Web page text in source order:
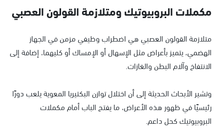
مكملات البروبيوتيك ومتلازمة القولون العصبي
متلازمة القولون العصبي هي اضطراب وظيفي مزمن في الجهاز
الهضمي، يتميز بأعراض مثل الإسهال أو الإمساك أو كليهما، إضافة إلى
الانتفاخ وآلام البطن والغازات.
وتشير الأبحاث الحديثة إلى أن اختلال توازن البكتيريا المعوية يلعب دورًا
رئيسيًا في ظهور هذه الأعراض، ما يفتح الباب أمام مكملات
البروبيوتيك كحل داعم.